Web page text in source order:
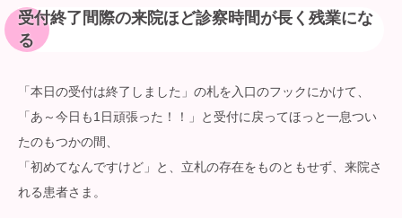
受付終了間際の来院ほど診察時間が長く残業にな
る
「本日の受付は終了しました」の札を入口のフックにかけて、
「あ～今日も1日頑張った！！」と受付に戻ってほっと一息つい
たのもつかの間、
「初めてなんですけど」と、立札の存在をものともせず、来院さ
れる患者さま。